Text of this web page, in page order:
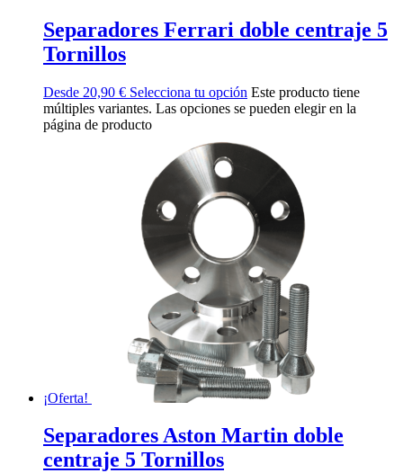
Separadores Ferrari doble centraje 5
Tornillos
Desde 20,90 € Selecciona tu opción Este producto tiene
múltiples variantes. Las opciones se pueden elegir en la
página de producto
¡Oferta!
Separadores Aston Martin doble
centraje 5 Tornillos